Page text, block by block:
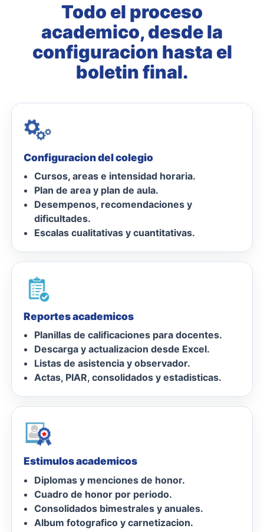
Todo el proceso
academico, desde la
configuracion hasta el
boletin final.
Configuracion del colegio
Cursos, areas e intensidad horaria.
Plan de area y plan de aula.
Desempenos, recomendaciones y
dificultades.
Escalas cualitativas y cuantitativas.
Reportes academicos
Planillas de calificaciones para docentes.
Descarga y actualizacion desde Excel.
Listas de asistencia y observador.
Actas, PIAR, consolidados y estadisticas.
Estimulos academicos
Diplomas y menciones de honor.
Cuadro de honor por periodo.
Consolidados bimestrales y anuales.
Album fotografico y carnetizacion.